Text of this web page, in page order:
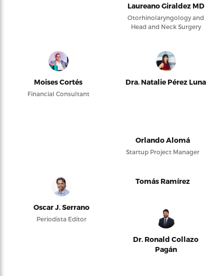
Laureano Giraldez MD
Otorhinolaryngology and
Head and Neck Surgery
Moises Cortés
Financial Consultant
Dra. Natalie Pérez Luna
Orlando Alomá
Startup Project Manager
Oscar J. Serrano
Periodista Editor
Tomás Ramírez
Dr. Ronald Collazo
Pagán